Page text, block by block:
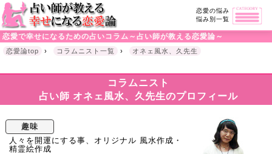
恋愛の悩み
悩み別一覧
恋愛で幸せになるための占いコラム～占い師が教える恋愛論～
恋愛論top › コラムニスト一覧 › オネェ風水、久先生
コラムニスト
占い師 オネェ風水、久先生のプロフィール
趣味
人々を開運にする事、オリジナル 風水作成・
精霊絵作成